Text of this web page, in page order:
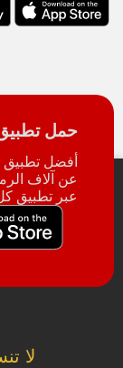
حمل تطبيق
أفضل تطبيق
عن آلاف
عبر تطبيق
لا